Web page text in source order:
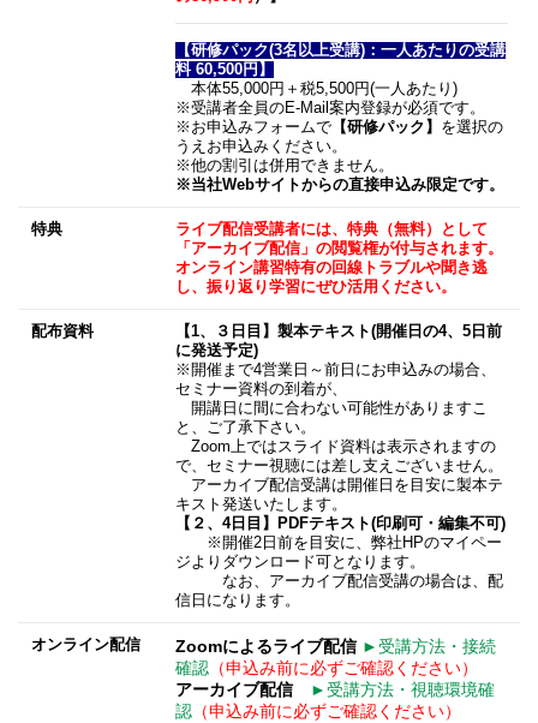
【研修パック(3名以上受講)：一人あたりの受講
料 60,500円】
本体55,000円＋税5,500円(一人あたり)
※受講者全員のE-Mail案内登録が必須です。
※お申込みフォームで【研修パック】
を選択の
うえお申込みください。
※他の割引は併用できません。
※当社Webサイトからの直接申込み限定です。
特典
ライブ配信受講者には、特典（無料）として
「アーカイブ配信」の閲覧権が付与されます。
オンライン講習特有の回線トラブルや聞き逃
し、振り返り学習にぜひ活用ください。
配布資料
【1、３日目】製本テキスト(開催日の4、5日前
に発送予定)
※開催まで4営業日～前日にお申込みの場合、
セミナー資料の到着が、
開講日に間に合わない可能性がありますこ
と、ご了承下さい。
Zoom上ではスライド資料は表示されますの
で、セミナー視聴には差し支えございません。
アーカイブ配信受講は開催日を目安に製本テ
キスト発送いたします。
【２、4日目】PDFテキスト(印刷可・編集不可)
※開催2日前を目安に、弊社HPのマイペー
ジよりダウンロード可となります。
なお、アーカイブ配信受講の場合は、配
信日になります。
オンライン配信 Zoomによるライブ配信 ►受講方法・接続
確認（申込み前に必ずご確認ください）
アーカイブ配信
►受講方法・視聴環境確
認（申込み前に必ずご確認ください）